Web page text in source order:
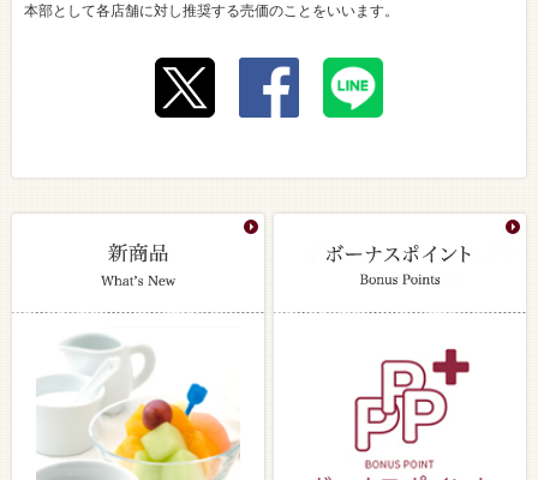
本部として各店舗に対し推奨する売価のことをいいます。